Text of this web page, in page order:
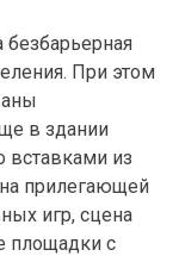
При этом
в здании
вставками из
прилегающей
игр, сцена
площадки с